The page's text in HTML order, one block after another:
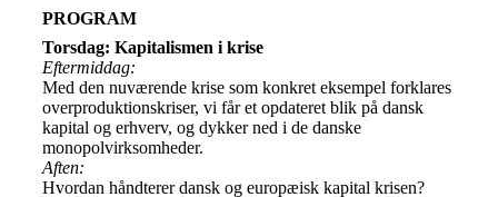
PROGRAM
Torsdag: Kapitalismen i krise
Eftermiddag:
Med den nuværende krise som konkret eksempel forklares
overproduktionskriser, vi får et opdateret blik på dansk
kapital og erhverv, og dykker ned i de danske
monopolvirksomheder.
Aften:
Hvordan håndterer dansk og europæisk kapital krisen?